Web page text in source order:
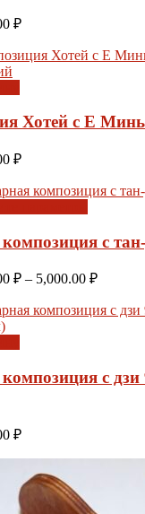
₽
Хотей с Е
₽
с
₽ – 5,000.00 ₽
с дзи
₽